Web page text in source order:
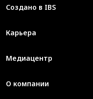
Создано в IBS
Карьера
Медиацентр
О компании